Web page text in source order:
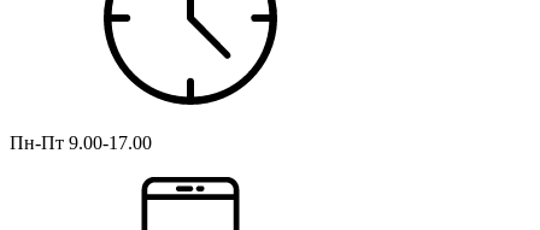
Пн-Пт 9.00-17.00